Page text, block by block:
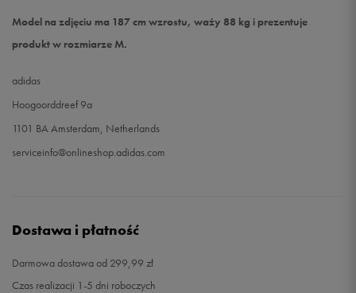
Model na zdjęciu ma 187 cm wzrostu, waży 88 kg i prezentuje
produkt w rozmiarze M.
adidas
Hoogoorddreef 9a
1101 BA Amsterdam, Netherlands
serviceinfo@onlineshop.adidas.com
Dostawa i płatność
Darmowa dostawa od 299,99 zł
Czas realizacji 1-5 dni roboczych